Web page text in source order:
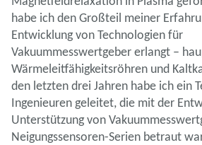
habe ich den Großteil meiner
Entwicklung von Technologien für
Vakuummesswertgeber erlangt –
Wärmeleitfähigkeitsröhren und
den letzten drei Jahren habe ich ein
Ingenieuren geleitet, die mit der
Unterstützung von
Neigungssensoren-Serien betraut